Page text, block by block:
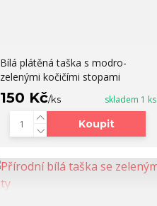
Bílá plátěná taška s modro-
zelenými kočičími stopami
150 Kč/ks skladem 1 ks
Koupit